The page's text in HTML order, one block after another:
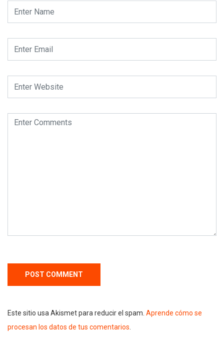
Este sitio usa Akismet para reducir el spam. Aprende cómo se
procesan los datos de tus comentarios